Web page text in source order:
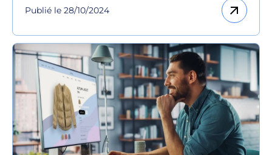
Publié le 28/10/2024 arrow_outward